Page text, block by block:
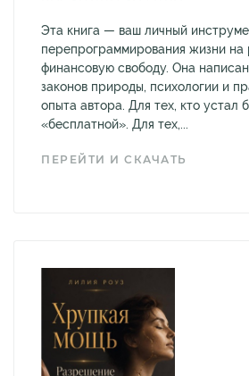
Эта книга — ваш личный
перепрограммирования жизни на
финансовую свободу. Она
законов природы, психологии и
опыта автора. Для тех, кто устал
«бесплатной». Для тех,...
ПЕРЕЙТИ И СКАЧАТЬ